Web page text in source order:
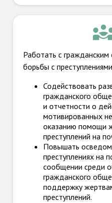
Работать с
борьбы с
Содействовать
гражданского
и отчетности о
мотивированных
оказанию помощи
преступлений на
Повышать
преступлениях на
сообщении среди
гражданского
поддержку
преступлений.